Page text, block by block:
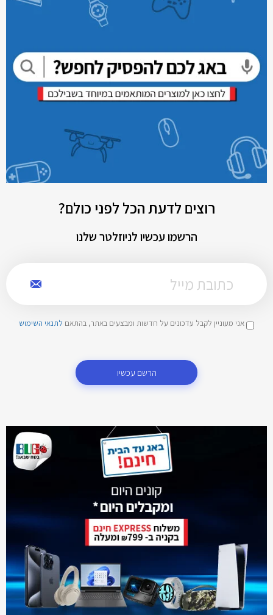
רוצים לדעת הכל לפני כולם?
הרשמו עכשיו לניוזלטר שלנו
אני מעוניין לקבל עדכונים על חדשות ומבצעים באתר, בהתאם לתנאי השימוש
הרשם עכשיו